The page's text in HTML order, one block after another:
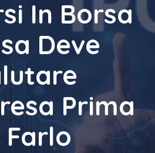
In Borsa
Deve
Prima
Farlo